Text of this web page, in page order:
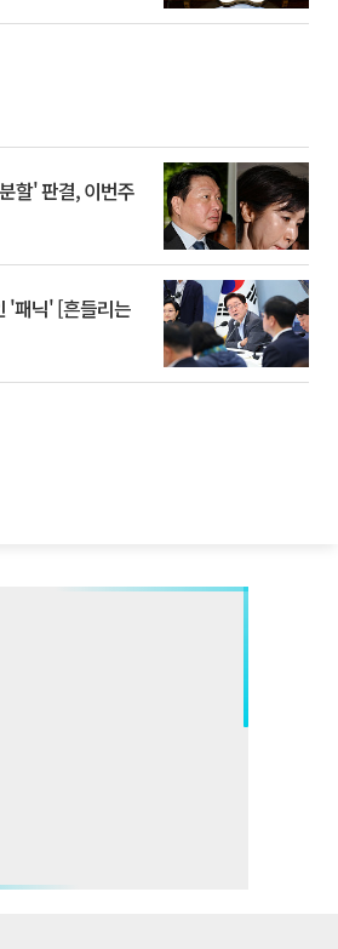
할' 판결, 이번주
'패닉' [흔들리는